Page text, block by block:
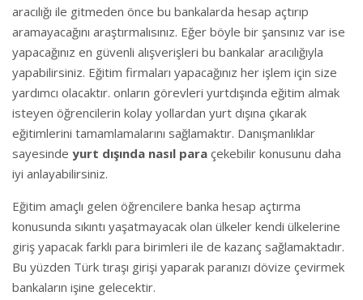
aracılığı ile gitmeden önce bu bankalarda hesap açtırıp
aramayacağını araştırmalısınız. Eğer böyle bir şansınız var ise
yapacağınız en güvenli alışverişleri bu bankalar aracılığıyla
yapabilirsiniz. Eğitim firmaları yapacağınız her işlem için size
yardımcı olacaktır. onların görevleri yurtdışında eğitim almak
isteyen öğrencilerin kolay yollardan yurt dışına çıkarak
eğitimlerini tamamlamalarını sağlamaktır. Danışmanlıklar
sayesinde yurt dışında nasıl para çekebilir konusunu daha
iyi anlayabilirsiniz.
Eğitim amaçlı gelen öğrencilere banka hesap açtırma
konusunda sıkıntı yaşatmayacak olan ülkeler kendi ülkelerine
giriş yapacak farklı para birimleri ile de kazanç sağlamaktadır.
Bu yüzden Türk tıraşı girişi yaparak paranızı dövize çevirmek
bankaların işine gelecektir.